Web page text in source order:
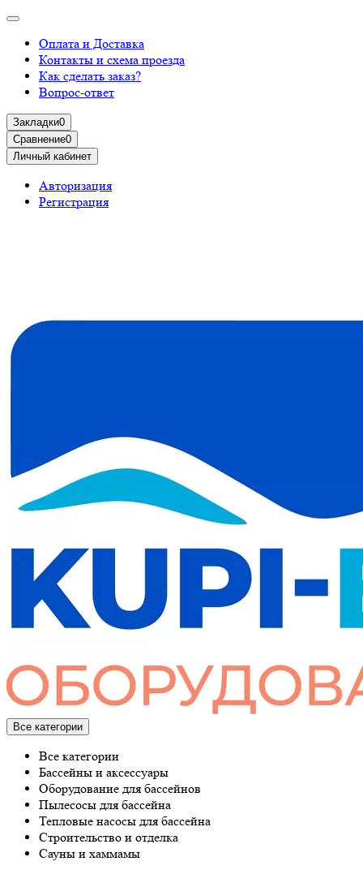
Оплата и Доставка
Контакты и схема проезда
Как сделать заказ?
Вопрос-ответ
Закладки0
Сравнение0
Личный кабинет
Авторизация
Регистрация
Все категории
Все категории
Бассейны и аксессуары
Оборудование для бассейнов
Пылесосы для бассейна
Тепловые насосы для бассейна
Строительство и отделка
Сауны и хаммамы